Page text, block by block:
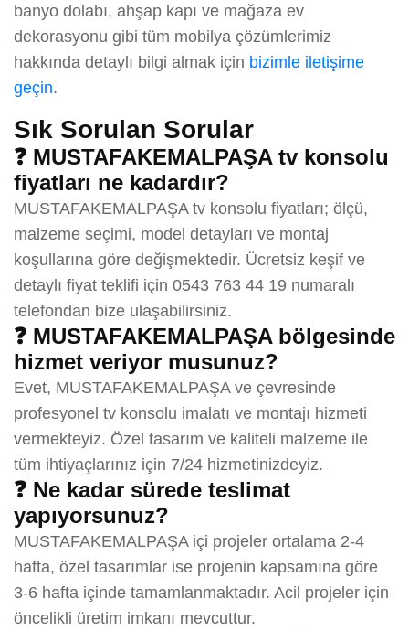
banyo dolabı, ahşap kapı ve mağaza ev
dekorasyonu gibi tüm mobilya çözümlerimiz
hakkında detaylı bilgi almak için bizimle iletişime
geçin.
Sık Sorulan Sorular
❓ MUSTAFAKEMALPAŞA tv konsolu
fiyatları ne kadardır?
MUSTAFAKEMALPAŞA tv konsolu fiyatları; ölçü,
malzeme seçimi, model detayları ve montaj
koşullarına göre değişmektedir. Ücretsiz keşif ve
detaylı fiyat teklifi için 0543 763 44 19 numaralı
telefondan bize ulaşabilirsiniz.
❓ MUSTAFAKEMALPAŞA bölgesinde
hizmet veriyor musunuz?
Evet, MUSTAFAKEMALPAŞA ve çevresinde
profesyonel tv konsolu imalatı ve montajı hizmeti
vermekteyiz. Özel tasarım ve kaliteli malzeme ile
tüm ihtiyaçlarınız için 7/24 hizmetinizdeyiz.
❓ Ne kadar sürede teslimat
yapıyorsunuz?
MUSTAFAKEMALPAŞA içi projeler ortalama 2-4
hafta, özel tasarımlar ise projenin kapsamına göre
3-6 hafta içinde tamamlanmaktadır. Acil projeler için
öncelikli üretim imkanı mevcuttur.